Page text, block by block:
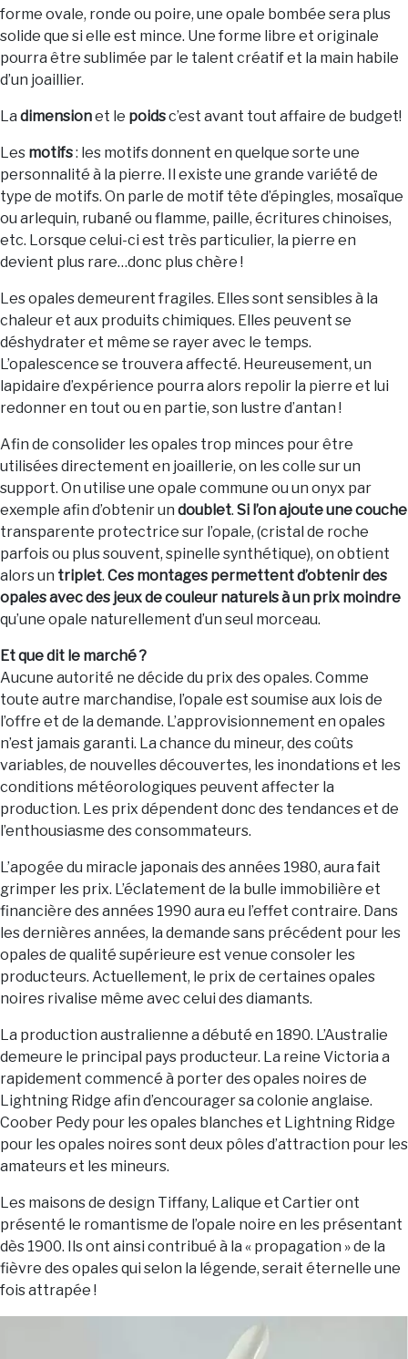
forme ovale, ronde ou poire, une opale bombée sera plus
solide que si elle est mince. Une forme libre et originale
pourra être sublimée par le talent créatif et la main habile
d’un joaillier.
La dimensionet le poidsc’est avant tout affaire de budget!
Les motifs: les motifs donnent en quelque sorte une
personnalité à la pierre. Il existe une grande variété de
type de motifs. On parle de motif tête d’épingles, mosaïque
ou arlequin, rubané ou flamme, paille, écritures chinoises,
etc. Lorsque celui-ci est très particulier, la pierre en
devient plus rare…donc plus chère !
Les opales demeurent fragiles. Elles sont sensibles à la
chaleur et aux produits chimiques. Elles peuvent se
déshydrater et même se rayer avec le temps.
L’opalescence se trouvera affecté. Heureusement, un
lapidaire d’expérience pourra alors repolir la pierre et lui
redonner en tout ou en partie, son lustre d’antan !
Afin de consolider les opales trop minces pour être
utilisées directement en joaillerie, on les colle sur un
support. On utilise une opale commune ou un onyx par
exemple afin d’obtenir un doublet. Si l’on ajoute une couche
transparente protectrice sur l’opale, (cristal de roche
parfois ou plus souvent, spinelle synthétique), on obtient
alors un triplet. Ces montages permettent d’obtenir des
opales avec des jeux de couleur naturels à un prix moindre
qu’une opale naturellement d’un seul morceau.
Et que dit le marché ?
Aucune autorité ne décide du prix des opales. Comme
toute autre marchandise, l’opale est soumise aux lois de
l’offre et de la demande. L’approvisionnement en opales
n’est jamais garanti. La chance du mineur, des coûts
variables, de nouvelles découvertes, les inondations et les
conditions météorologiques peuvent affecter la
production. Les prix dépendent donc des tendances et de
l’enthousiasme des consommateurs.
L’apogée du miracle japonais des années 1980, aura fait
grimper les prix. L’éclatement de la bulle immobilière et
financière des années 1990 aura eu l’effet contraire. Dans
les dernières années, la demande sans précédent pour les
opales de qualité supérieure est venue consoler les
producteurs. Actuellement, le prix de certaines opales
noires rivalise même avec celui des diamants.
La production australienne a débuté en 1890. L’Australie
demeure le principal pays producteur. La reine Victoria a
rapidement commencé à porter des opales noires de
Lightning Ridge afin d’encourager sa colonie anglaise.
Coober Pedy pour les opales blanches et Lightning Ridge
pour les opales noires sont deux pôles d’attraction pour les
amateurs et les mineurs.
Les maisons de design Tiffany, Lalique et Cartier ont
présenté le romantisme de l’opale noire en les présentant
dès 1900. Ils ont ainsi contribué à la « propagation » de la
fièvre des opales qui selon la légende, serait éternelle une
fois attrapée !